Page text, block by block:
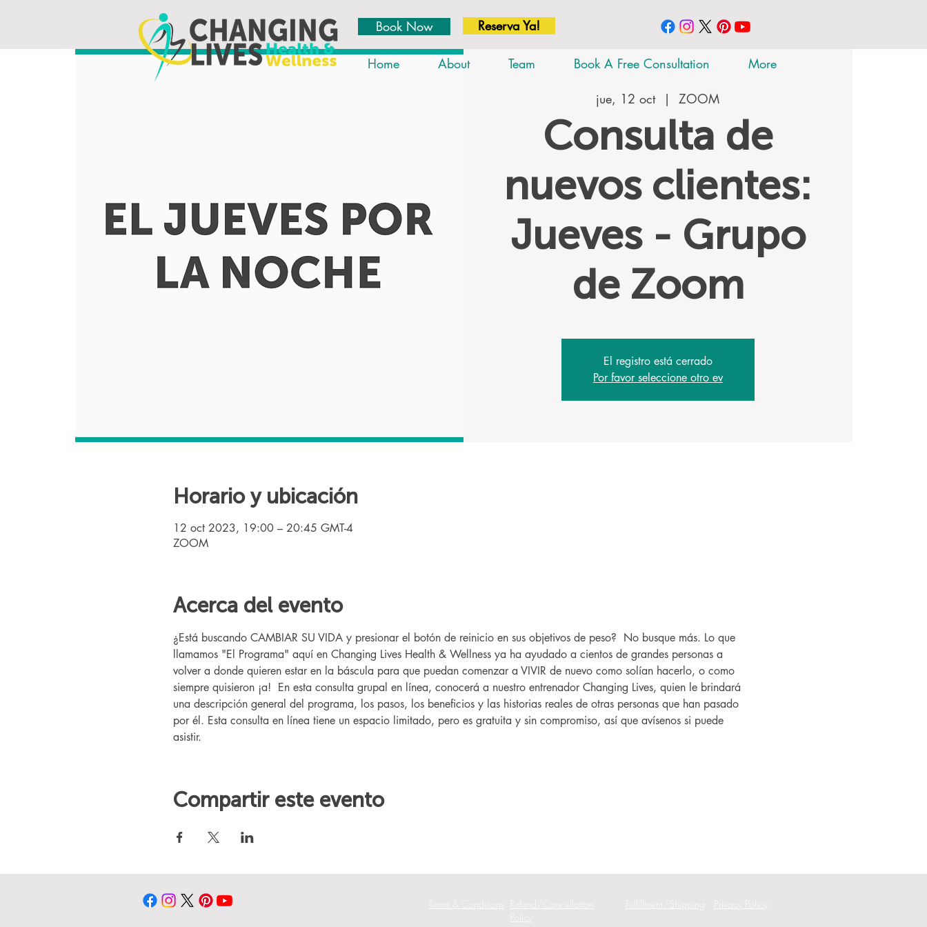
Book Now Reserva Ya!
Home About Team Book A Free Consultation More
jue, 12 oct
  |
ZOOM
Consulta de
nuevos clientes:
Jueves - Grupo
de Zoom
El registro está cerrado
Por favor seleccione otro ev
Horario y ubicación
12 oct 2023, 19:00 – 20:45 GMT-4
ZOOM
Acerca del evento
¿Está buscando CAMBIAR SU VIDA y presionar el botón de reinicio en sus objetivos de peso?  No busque más. Lo que
llamamos "El Programa" aquí en Changing Lives Health & Wellness ya ha ayudado a cientos de grandes personas a
volver a donde quieren estar en la báscula para que puedan comenzar a VIVIR de nuevo como solían hacerlo, o como
siempre quisieron ¡a!  En esta consulta grupal en línea, conocerá a nuestro entrenador Changing Lives, quien le brindará
una descripción general del programa, los pasos, los beneficios y las historias reales de otras personas que han pasado
por él. Esta consulta en línea tiene un espacio limitado, pero es gratuita y sin compromiso, así que avísenos si puede
asistir.
Compartir este evento